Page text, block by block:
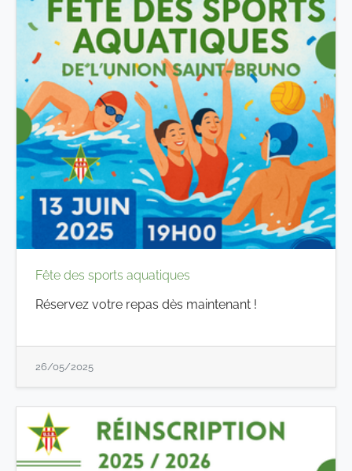
Fête des sports aquatiques
Réservez votre repas dès maintenant !
26/05/2025